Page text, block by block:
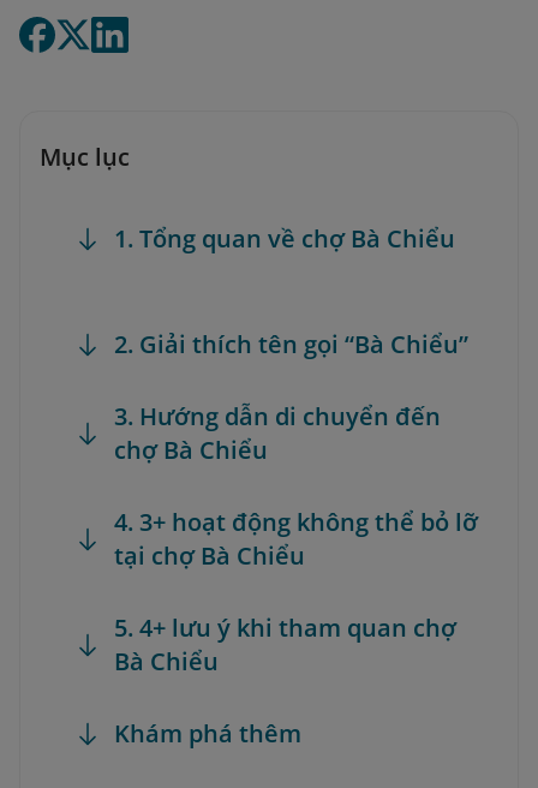
Mục lục
1. Tổng quan về chợ Bà Chiểu
2. Giải thích tên gọi “Bà Chiểu”
3. Hướng dẫn di chuyển đến
chợ Bà Chiểu
4. 3+ hoạt động không thể bỏ lỡ
tại chợ Bà Chiểu
5. 4+ lưu ý khi tham quan chợ
Bà Chiểu
Khám phá thêm